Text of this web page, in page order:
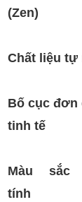
(Zen)
Chất liệu tự
Bố cục đơn
tinh tế
Màu sắc
tính